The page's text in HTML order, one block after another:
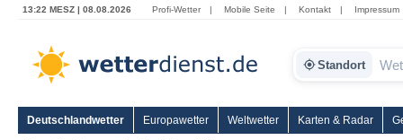
13:22 MESZ | 08.08.2026 Profi-Wetter | Mobile Seite | Kontakt | Impressum
Standort
Deutschlandwetter Europawetter Weltwetter Karten & Radar